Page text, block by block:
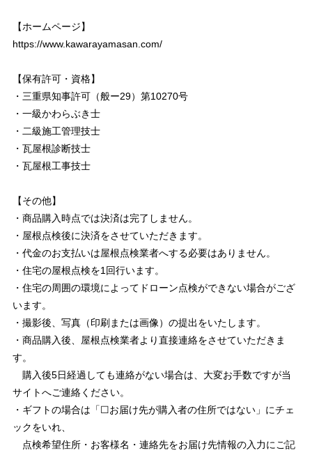
【ホームページ】
https://www.kawarayamasan.com/
【保有許可・資格】
・三重県知事許可（般ー29）第10270号
・一級かわらぶき士
・二級施工管理技士
・瓦屋根診断技士
・瓦屋根工事技士
【その他】
・商品購入時点では決済は完了しません。
・屋根点検後に決済をさせていただきます。
・代金のお支払いは屋根点検業者へする必要はありません。
・住宅の屋根点検を1回行います。
・住宅の周囲の環境によってドローン点検ができない場合がござ
います。
・撮影後、写真（印刷または画像）の提出をいたします。
・商品購入後、屋根点検業者より直接連絡をさせていただきま
す。
購入後5日経過しても連絡がない場合は、大変お手数ですが当
サイトへご連絡ください。
・ギフトの場合は「☐お届け先が購入者の住所ではない」にチェ
ックをいれ、
点検希望住所・お客様名・連絡先をお届け先情報の入力にご記